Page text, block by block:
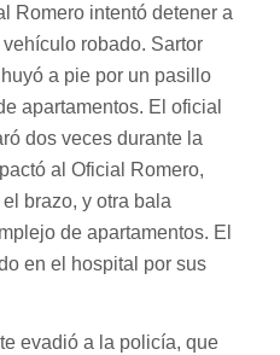
Romero intentó detener a
robado. Sartor
a pie por un pasillo
apartamentos. El oficial
dos veces durante la
al Oficial Romero,
brazo, y otra bala
de apartamentos. El
en el hospital por sus
evadió a la policía, que